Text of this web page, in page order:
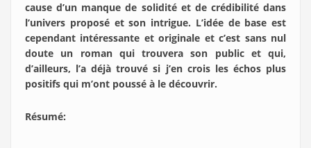
cause d’un manque de solidité et de crédibilité dans
l’univers proposé et son intrigue. L’idée de base est
cependant intéressante et originale et c’est sans nul
doute un roman qui trouvera son public et qui,
d’ailleurs, l’a déjà trouvé si j’en crois les échos plus
positifs qui m’ont poussé à le découvrir.
Résumé: